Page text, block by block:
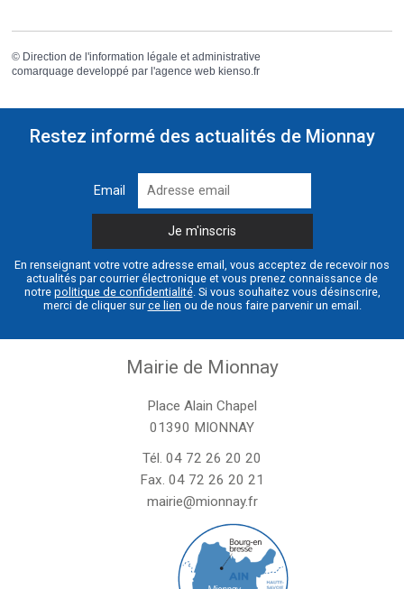
© Direction de l'information légale et administrative
comarquage developpé par l'agence web kienso.fr
Restez informé des actualités de Mionnay
Email
En renseignant votre votre adresse email, vous acceptez de recevoir nos
actualités par courrier électronique et vous prenez connaissance de
notre politique de confidentialité. Si vous souhaitez vous désinscrire,
merci de cliquer surce lien ou de nous faire parvenir un email.
Mairie de Mionnay
Place Alain Chapel
01390 MIONNAY
Tél. 04 72 26 20 20
Fax. 04 72 26 20 21
mairie@mionnay.fr